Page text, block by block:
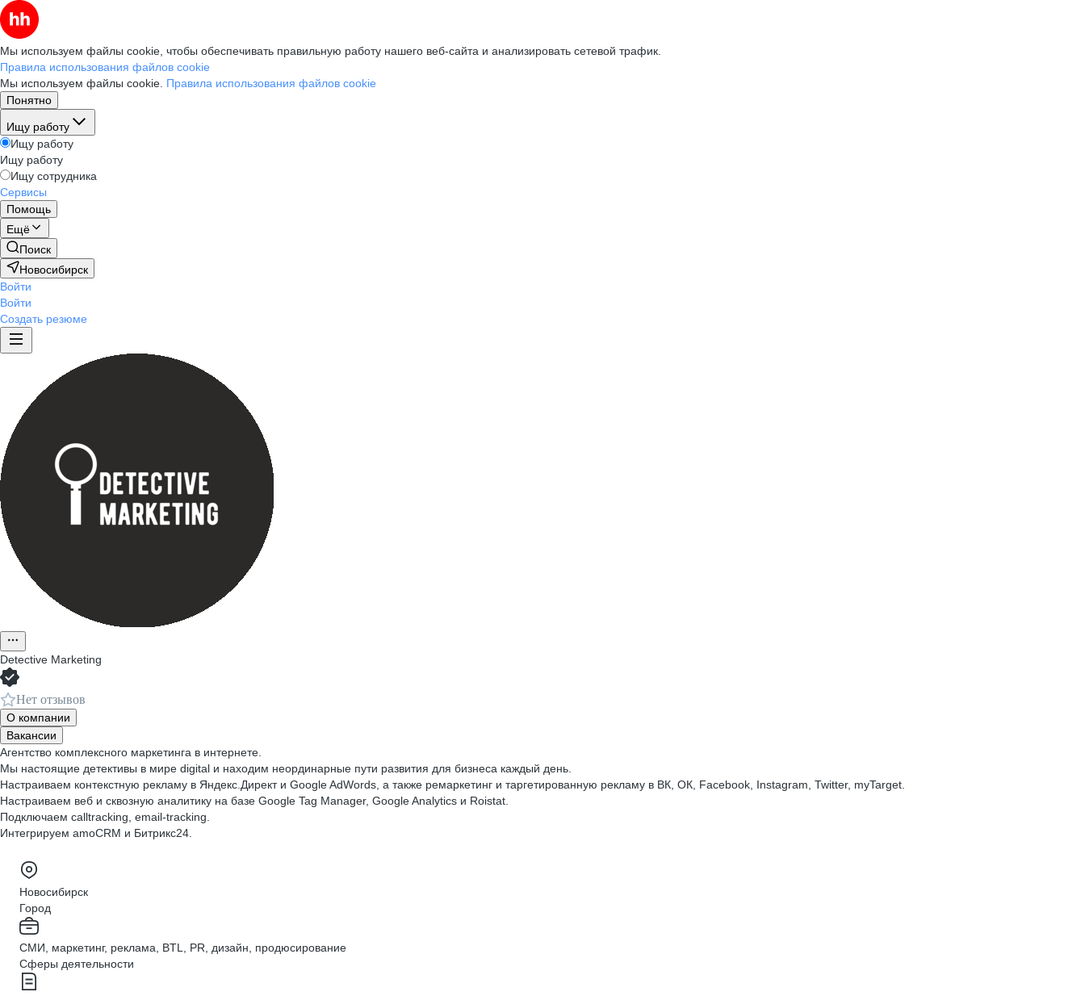
Мы используем файлы cookie, чтобы обеспечивать правильную работу нашего веб-сайта и анализировать сетевой трафик.
Правила использования файлов cookie
Мы используем файлы cookie. Правила использования файлов cookie
Понятно
Ищу работу
Ищу работу
Ищу работу
Ищу сотрудника
Сервисы
Помощь
Ещё
Поиск
Новосибирск
Войти
Войти
Создать резюме
Detective Marketing
Нет отзывов
О компании
Вакансии
Агентство комплексного маркетинга в интернете.
Мы настоящие детективы в мире digital и находим неординарные пути развития для бизнеса каждый день.
Настраиваем контекстную рекламу в Яндекс.Директ и Google AdWords, а также ремаркетинг и таргетированную рекламу в ВК, ОК, Facebook, Instagram, Twitter, myTarget.
Настраиваем веб и сквозную аналитику на базе Google Tag Manager, Google Analytics и Roistat.
Подключаем calltracking, email-tracking.
Интегрируем amoCRM и Битрикс24.
Новосибирск
Город
СМИ, маркетинг, реклама, BTL, PR, дизайн, продюсирование
Сферы деятельности